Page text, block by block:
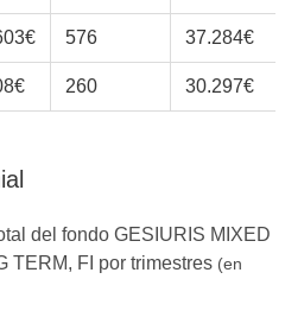
576 37.284€
260 30.297€
del fondo GESIURIS MIXED
TERM, FI por trimestres (en